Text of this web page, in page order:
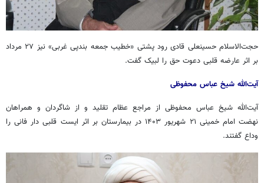
حجت‌الاسلام حسینعلی قادی
رود پشتی «خطیب جمعه بندپی غربی» نیز ۲۷ مرداد
بر اثر عارضه قلبی دعوت حق را لبیک گفت.
آیت‌الله شیخ عباس محفوظی
آیت‌الله شیخ عباس محفوظی از مراجع عظام تقلید و از شاگردان و همراهان
نهضت امام خمینی ۲۱ شهریور
۱۴۰۳
در بیمارستان بر اثر ایست قلبی دار فانی را
وداع گفتند.